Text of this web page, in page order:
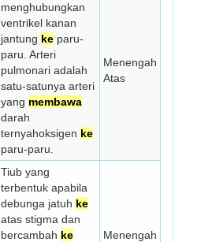
menghubungkan
ventrikel kanan
jantung ke paru-
paru. Arteri
pulmonari adalah
satu-satunya arteri
yang membawa
darah
ternyahoksigen ke
paru-paru.
Menengah
Atas
Tiub yang
terbentuk apabila
debunga jatuh ke
atas stigma dan
bercambah ke
Menengah